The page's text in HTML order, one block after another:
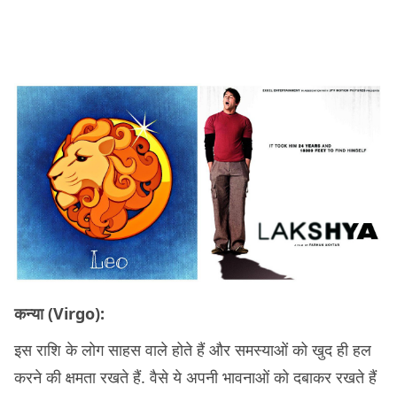
कन्या (Virgo):
इस राशि के लोग साहस वाले होते हैं और समस्याओं को खुद ही हल
करने की क्षमता रखते हैं. वैसे ये अपनी भावनाओं को दबाकर रखते हैं